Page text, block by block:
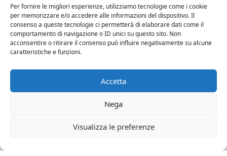
Per fornire le migliori esperienze, utilizziamo tecnologie come i cookie
per memorizzare e/o accedere alle informazioni del dispositivo. Il
consenso a queste tecnologie ci permetterà di elaborare dati come il
comportamento di navigazione o ID unici su questo sito. Non
acconsentire o ritirare il consenso può influire negativamente su alcune
caratteristiche e funzioni.
Accetta
Nega
Visualizza le preferenze
CONTATTI
Telefono:03041850
Whattsapp:3392011522
E–mail:info@fibra1.it
WEBSITE POLICY